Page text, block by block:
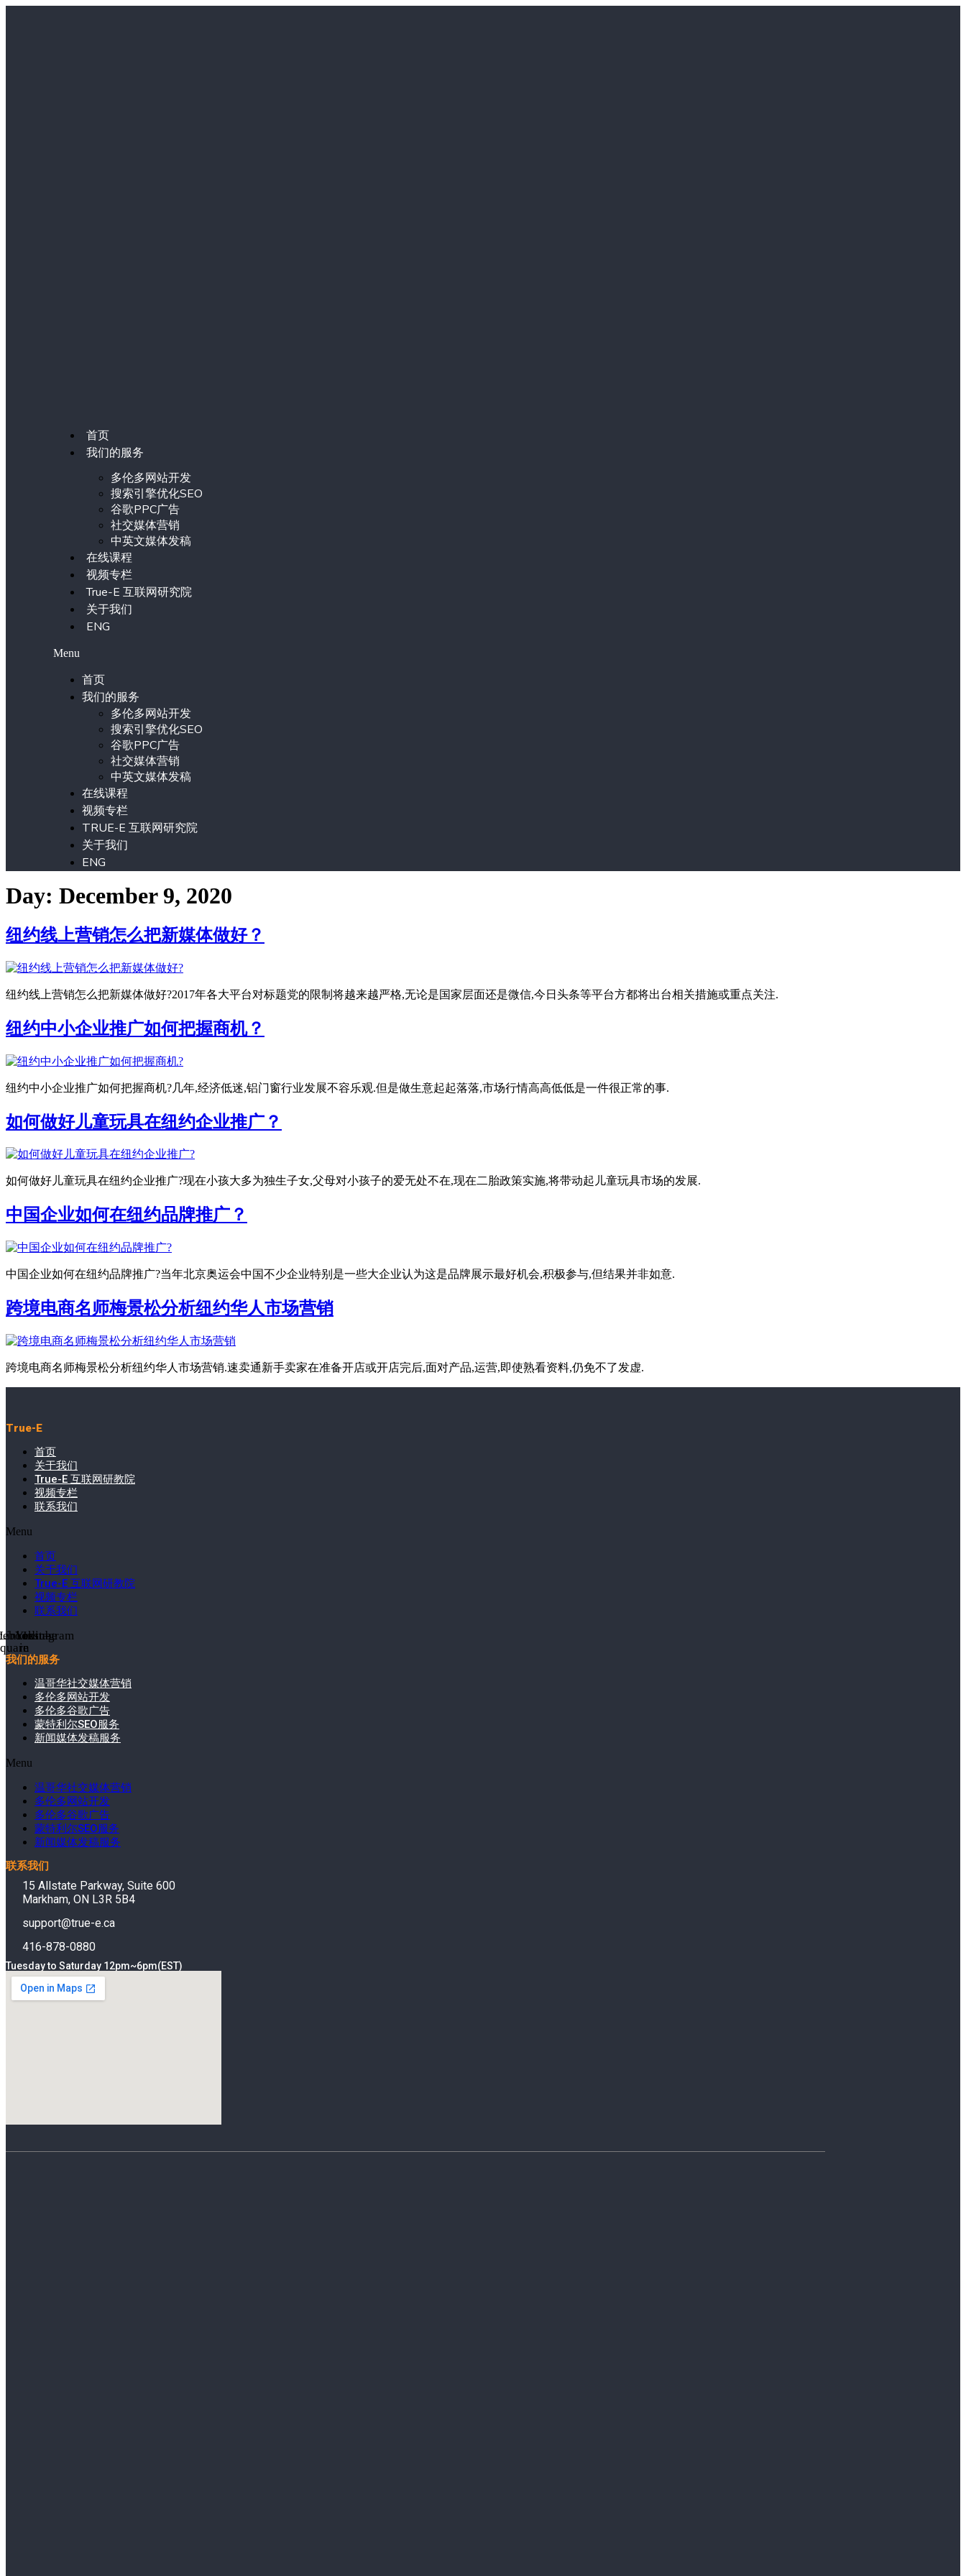
首页
我们的服务
多伦多网站开发
搜索引擎优化SEO
谷歌PPC广告
社交媒体营销
中英文媒体发稿
在线课程
视频专栏
True-E 互联网研究院
关于我们
ENG
Menu
首页
我们的服务
多伦多网站开发
搜索引擎优化SEO
谷歌PPC广告
社交媒体营销
中英文媒体发稿
在线课程
视频专栏
TRUE-E 互联网研究院
关于我们
ENG
Day: December 9, 2020
纽约线上营销怎么把新媒体做好？
纽约线上营销怎么把新媒体做好?2017年各大平台对标题党的限制将越来越严格,无论是国家层面还是微信,今日头条等平台方都将出台相关措施或重点关注.
纽约中小企业推广如何把握商机？
纽约中小企业推广如何把握商机?几年,经济低迷,铝门窗行业发展不容乐观.但是做生意起起落落,市场行情高高低低是一件很正常的事.
如何做好儿童玩具在纽约企业推广？
如何做好儿童玩具在纽约企业推广?现在小孩大多为独生子女,父母对小孩子的爱无处不在,现在二胎政策实施,将带动起儿童玩具市场的发展.
中国企业如何在纽约品牌推广？
中国企业如何在纽约品牌推广?当年北京奥运会中国不少企业特别是一些大企业认为这是品牌展示最好机会,积极参与,但结果并非如意.
跨境电商名师梅景松分析纽约华人市场营销
跨境电商名师梅景松分析纽约华人市场营销.速卖通新手卖家在准备开店或开店完后,面对产品,运营,即使熟看资料,仍免不了发虚.
True-E
首页
关于我们
True-E 互联网研教院
视频专栏
联系我们
Menu
首页
关于我们
True-E 互联网研教院
视频专栏
联系我们
in
Youtube
Instagram
我们的服务
温哥华社交媒体营销
多伦多网站开发
多伦多谷歌广告
蒙特利尔SEO服务
新闻媒体发稿服务
Menu
温哥华社交媒体营销
多伦多网站开发
多伦多谷歌广告
蒙特利尔SEO服务
新闻媒体发稿服务
联系我们
15 Allstate Parkway, Suite 600
Markham, ON L3R 5B4
support@true-e.ca
416-878-0880
Tuesday to Saturday 12pm~6pm(EST)